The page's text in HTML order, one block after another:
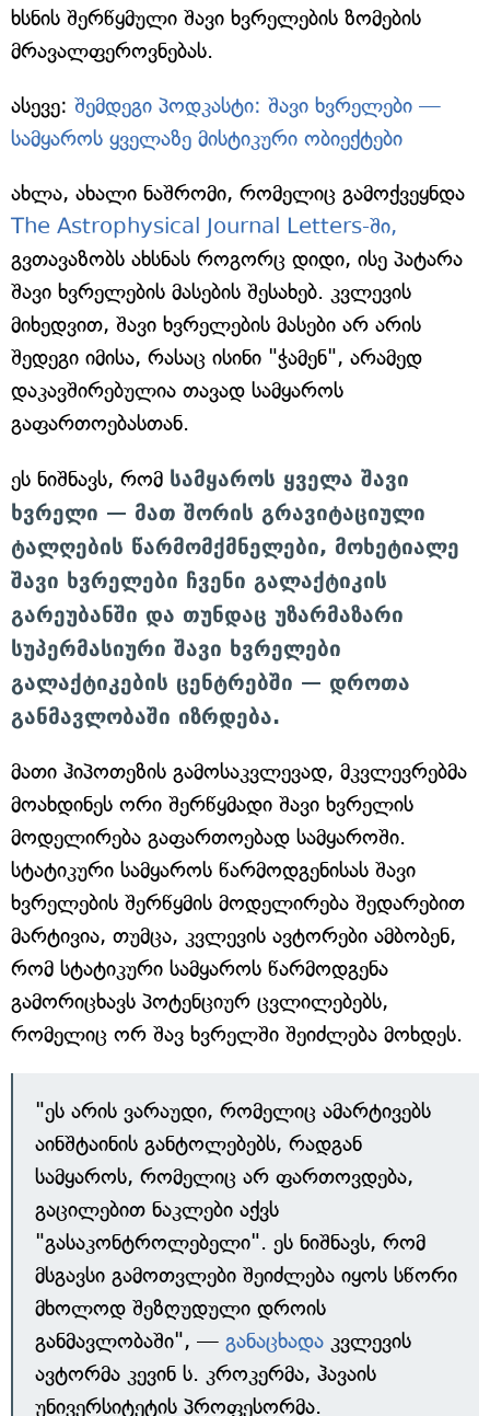
ხსნის შერწყმული შავი ხვრელების ზომების
მრავალფეროვნებას.
ასევე: შემდეგი პოდკასტი: შავი ხვრელები —
სამყაროს ყველაზე მისტიკური ობიექტები
ახლა, ახალი ნაშრომი, რომელიც გამოქვეყნდა
The Astrophysical Journal Letters-ში,
გვთავაზობს ახსნას როგორც დიდი, ისე პატარა
შავი ხვრელების მასების შესახებ. კვლევის
მიხედვით, შავი ხვრელების მასები არ არის
შედეგი იმისა, რასაც ისინი "ჭამენ", არამედ
დაკავშირებულია თავად სამყაროს
გაფართოებასთან.
ეს ნიშნავს, რომ სამყაროს ყველა შავი
ხვრელი — მათ შორის გრავიტაციული
ტალღების წარმომქმნელები, მოხეტიალე
შავი ხვრელები ჩვენი გალაქტიკის
გარეუბანში და თუნდაც უზარმაზარი
სუპერმასიური შავი ხვრელები
გალაქტიკების ცენტრებში — დროთა
განმავლობაში იზრდება.
მათი ჰიპოთეზის გამოსაკვლევად, მკვლევრებმა
მოახდინეს ორი შერწყმადი შავი ხვრელის
მოდელირება გაფართოებად სამყაროში.
სტატიკური სამყაროს წარმოდგენისას შავი
ხვრელების შერწყმის მოდელირება შედარებით
მარტივია, თუმცა, კვლევის ავტორები ამბობენ,
რომ სტატიკური სამყაროს წარმოდგენა
გამორიცხავს პოტენციურ ცვლილებებს,
რომელიც ორ შავ ხვრელში შეიძლება მოხდეს.
"ეს არის ვარაუდი, რომელიც ამარტივებს
აინშტაინის განტოლებებს, რადგან
სამყაროს, რომელიც არ ფართოვდება,
გაცილებით ნაკლები აქვს
"გასაკონტროლებელი". ეს ნიშნავს, რომ
მსგავსი გამოთვლები შეიძლება იყოს სწორი
მხოლოდ შეზღუდული დროის
განმავლობაში", — განაცხადა კვლევის
ავტორმა კევინ ს. კროკერმა, ჰავაის
უნივერსიტეტის პროფესორმა.